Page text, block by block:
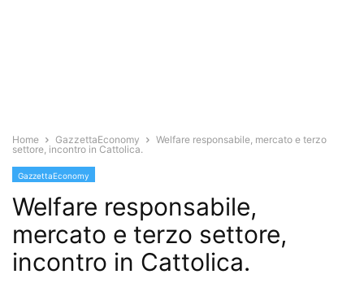
Home GazzettaEconomy
Welfare responsabile, mercato e terzo
settore, incontro in Cattolica.
GazzettaEconomy
Welfare responsabile,
mercato e terzo settore,
incontro in Cattolica.